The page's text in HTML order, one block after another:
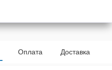
Оплата Доставка